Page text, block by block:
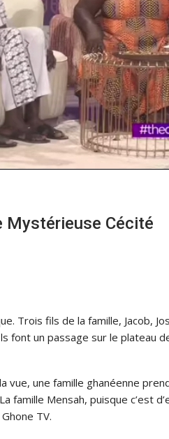
Mystérieuse Cécité
Trois fils de la famille, Jacob,
font un passage sur le plateau
une famille ghanéenne
Mensah, puisque c’est
TV.